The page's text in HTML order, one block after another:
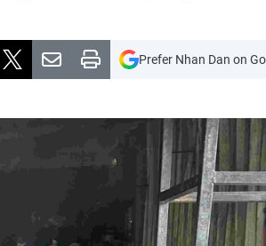
Prefer Nhan Dan on